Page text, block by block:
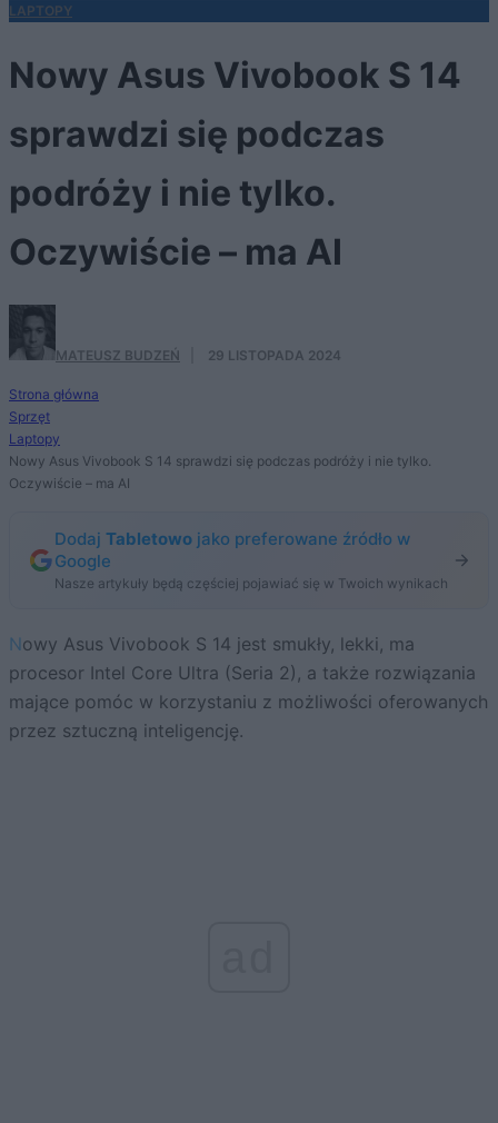
LAPTOPY
Nowy Asus Vivobook S 14
sprawdzi się podczas
podróży i nie tylko.
Oczywiście – ma AI
MATEUSZ BUDZEŃ 29 LISTOPADA 2024
Strona główna
Sprzęt
Laptopy
Nowy Asus Vivobook S 14 sprawdzi się podczas podróży i nie tylko.
Oczywiście – ma AI
Dodaj Tabletowo jako preferowane źródło w
Google
Nasze artykuły będą częściej pojawiać się w Twoich wynikach
Nowy Asus Vivobook S 14 jest smukły, lekki, ma
procesor Intel Core Ultra (Seria 2), a także rozwiązania
mające pomóc w korzystaniu z możliwości oferowanych
przez sztuczną inteligencję.